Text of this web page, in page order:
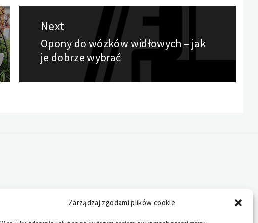
Zarządzaj zgodami plików cookie
Next
Next
post:
Opony do wózków widłowych – jak
je dobrze wybrać